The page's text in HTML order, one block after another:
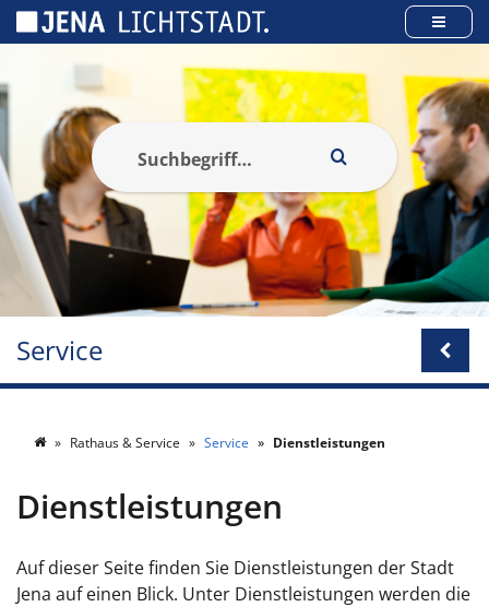
Service
Rathaus & Service Service Dienstleistungen
Dienstleistungen
Auf dieser Seite finden Sie Dienstleistungen der Stadt
Jena auf einen Blick. Unter Dienstleistungen werden die
Cookie-Einstellungen